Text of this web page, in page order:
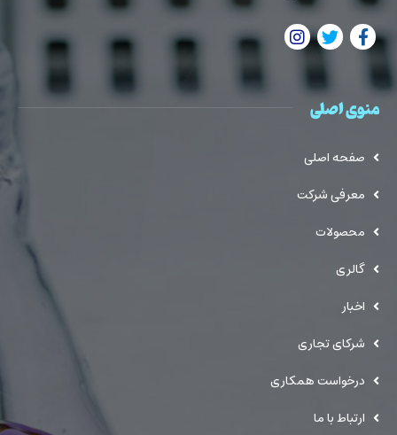
منوی اصلی
صفحه اصلی
معرفی شرکت
محصولات
گالری
اخبار
شرکای تجاری
درخواست همکاری
ارتباط با ما